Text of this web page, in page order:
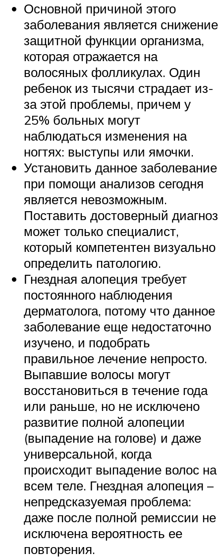
Основной причиной этого
заболевания является снижение
защитной функции организма,
которая отражается на
волосяных фолликулах. Один
ребенок из тысячи страдает из-
за этой проблемы, причем у
25% больных могут
наблюдаться изменения на
ногтях: выступы или ямочки.
Установить данное заболевание
при помощи анализов сегодня
является невозможным.
Поставить достоверный диагноз
может только специалист,
который компетентен визуально
определить патологию.
Гнездная алопеция требует
постоянного наблюдения
дерматолога, потому что данное
заболевание еще недостаточно
изучено, и подобрать
правильное лечение непросто.
Выпавшие волосы могут
восстановиться в течение года
или раньше, но не исключено
развитие полной алопеции
(выпадение на голове) и даже
универсальной, когда
происходит выпадение волос на
всем теле. Гнездная алопеция –
непредсказуемая проблема:
даже после полной ремиссии не
исключена вероятность ее
повторения.